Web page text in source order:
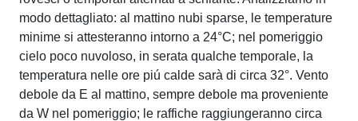
modo dettagliato: al mattino nubi sparse, le temperature
minime si attesteranno intorno a 24°C; nel pomeriggio
cielo poco nuvoloso, in serata qualche temporale, la
temperatura nelle ore piú calde sarà di circa 32°. Vento
debole da E al mattino, sempre debole ma proveniente
da W nel pomeriggio; le raffiche raggiungeranno circa